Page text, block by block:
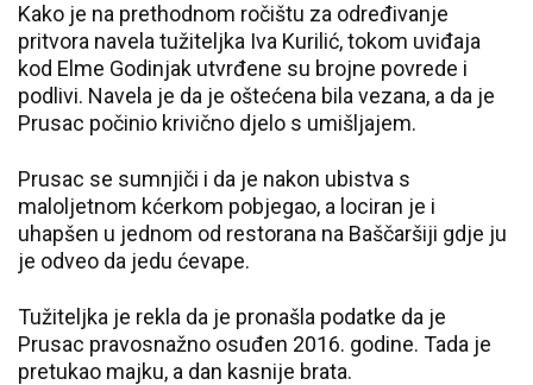
Kako je na prethodnom ročištu za određivanje
pritvora navela tužiteljka Iva Kurilić, tokom uviđaja
kod Elme Godinjak utvrđene su brojne povrede i
podlivi. Navela je da je oštećena bila vezana, a da je
Prusac počinio krivično djelo s umišljajem.
Prusac se sumnjiči i da je nakon ubistva s
maloljetnom kćerkom pobjegao, a lociran je i
uhapšen u jednom od restorana na Baščaršiji gdje ju
je odveo da jedu ćevape.
Tužiteljka je rekla da je pronašla podatke da je
Prusac pravosnažno osuđen 2016. godine. Tada je
pretukao majku, a dan kasnije brata.